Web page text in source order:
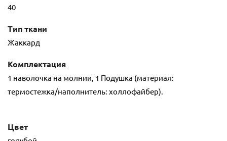
40
Тип ткани
Жаккард
Комплектация
1 наволочка на молнии, 1 Подушка (материал:
термостежка/наполнитель: холлофайбер).
Цвет